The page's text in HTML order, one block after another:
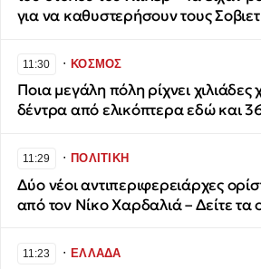
για να καθυστερήσουν τους
11:30 ∙ΚΟΣΜΟΣ
Ποια μεγάλη πόλη ρίχνει χιλιάδες
δέντρα από ελικόπτερα εδώ και
11:29 ∙ΠΟΛΙΤΙΚΗ
Δύο νέοι αντιπεριφερειάρχες
από τον Νίκο Χαρδαλιά – Δείτε τα
11:23 ∙ΕΛΛΑΔΑ